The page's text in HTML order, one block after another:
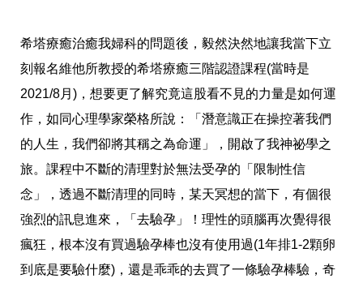
希塔療癒治癒我婦科的問題後，毅然決然地讓我當下立
刻報名維他所教授的希塔療癒三階認證課程(當時是
2021/8月)，想要更了解究竟這股看不見的力量是如何運
作，如同心理學家榮格所說：「潛意識正在操控著我們
的人生，我們卻將其稱之為命運」，開啟了我神祕學之
旅。課程中不斷的清理對於無法受孕的「限制性信
念」，透過不斷清理的同時，某天冥想的當下，有個很
強烈的訊息進來，「去驗孕」！理性的頭腦再次覺得很
瘋狂，根本沒有買過驗孕棒也沒有使用過(1年排1-2顆卵
到底是要驗什麼)，還是乖乖的去買了一條驗孕棒驗，奇